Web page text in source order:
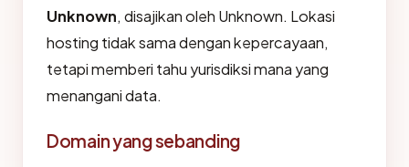
Unknown, disajikan oleh Unknown. Lokasi
hosting tidak sama dengan kepercayaan,
tetapi memberi tahu yurisdiksi mana yang
menangani data.
Domain yang sebanding